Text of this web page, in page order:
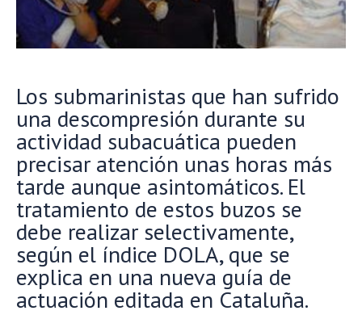
Los submarinistas que han sufrido
una descompresión durante su
actividad subacuática pueden
precisar atención unas horas más
tarde aunque asintomáticos. El
tratamiento de estos buzos se
debe realizar selectivamente,
según el índice DOLA, que se
explica en una nueva guía de
actuación editada en Cataluña.